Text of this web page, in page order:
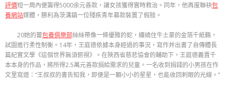
評價短一周內便籌得5000余元善款，讓女孩獲得實時救治。同年，他再度聯袂包
養網站媒體，勝利為茨溝鎮一位殘疾青年募款裝置了假肢。
20她的蕾包養俱樂部絲絲帶像一條優雅的蛇，纏繞住牛土豪的金箔千紙鶴，
試圖進行柔性制衡。14年，王庭德依據本身經過的事況，寫作并出書了自傳體長
篇紀實文學《這個世界無須俯視》。在陜西省慈悲協會的輔助下，王庭德義賣千
本本身的作品，將所得2.5萬元善款捐給需求的兒童。一名收到捐錢的小男孩在作
文里寫道：“王叔叔的書告知我，即便是一顆小小的星星，也能收回刺眼的光線。”